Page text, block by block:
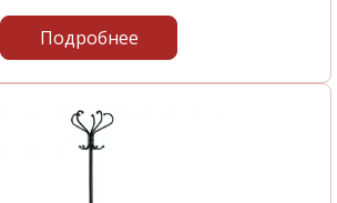
Подробнее